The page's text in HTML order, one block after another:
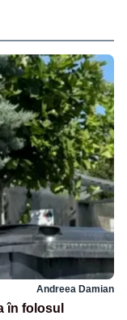
Andreea Damian
în folosul